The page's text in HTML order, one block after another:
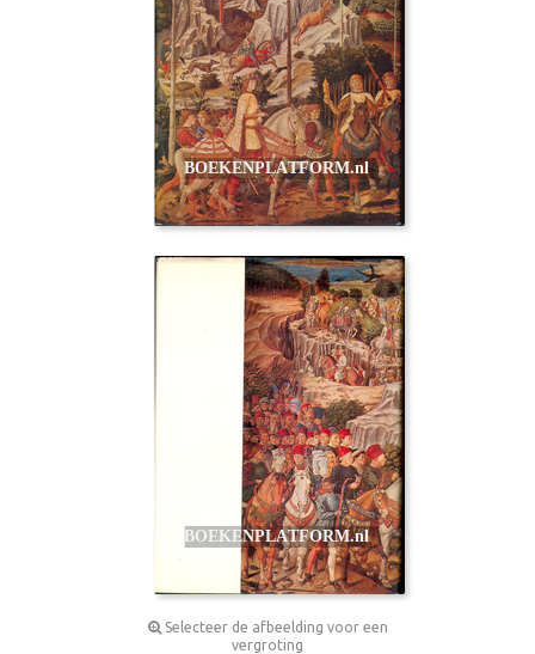
Selecteer de afbeelding voor een
vergroting